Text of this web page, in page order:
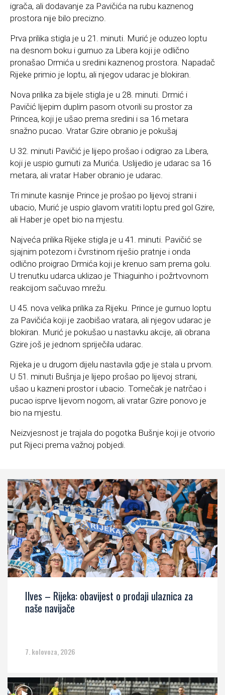
igrača, ali dodavanje za Pavičića na rubu kaznenog
prostora nije bilo precizno.
Prva prilika stigla je u 21. minuti. Murić je oduzeo loptu
na desnom boku i gurnuo za Libera koji je odlično
pronašao Drmića u sredini kaznenog prostora. Napadač
Rijeke primio je loptu, ali njegov udarac je blokiran.
Nova prilika za bijele stigla je u 28. minuti. Drmić i
Pavičić lijepim duplim pasom otvorili su prostor za
Princea, koji je ušao prema sredini i sa 16 metara
snažno pucao. Vratar Gzire obranio je pokušaj
U 32. minuti Pavičić je lijepo prošao i odigrao za Libera,
koji je uspio gurnuti za Murića. Uslijedio je udarac sa 16
metara, ali vratar Haber obranio je udarac.
Tri minute kasnije Prince je prošao po lijevoj strani i
ubacio, Murić je uspio glavom vratiti loptu pred gol Gzire,
ali Haber je opet bio na mjestu.
Najveća prilika Rijeke stigla je u 41. minuti. Pavičić se
sjajnim potezom i čvrstinom riješio pratnje i onda
odlično proigrao Drmića koji je krenuo sam prema golu.
U trenutku udarca uklizao je Thiaguinho i požrtvovnom
reakcijom sačuvao mrežu.
U 45. nova velika prilika za Rijeku. Prince je gurnuo loptu
za Pavičića koji je zaobišao vratara, ali njegov udarac je
blokiran. Murić je pokušao u nastavku akcije, ali obrana
Gzire još je jednom spriječila udarac.
Rijeka je u drugom dijelu nastavila gdje je stala u prvom.
U 51. minuti Bušnja je lijepo prošao po lijevoj strani,
ušao u kazneni prostor i ubacio. Tomečak je natrčao i
pucao isprve lijevom nogom, ali vratar Gzire ponovo je
bio na mjestu.
Neizvjesnost je trajala do pogotka Bušnje koji je otvorio
put Rijeci prema važnoj pobjedi.
Ilves – Rijeka: obavijest o prodaji ulaznica za
naše navijače
7. kolovoza, 2026